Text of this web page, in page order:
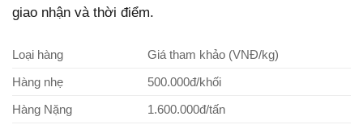
giao nhận và thời điểm.
Loại hàng
Giá tham khảo (VNĐ/kg)
Hàng nhẹ
500.000đ/khối
Hàng Nặng
1.600.000đ/tấn